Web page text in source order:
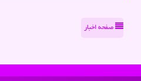
صفحه اخبار